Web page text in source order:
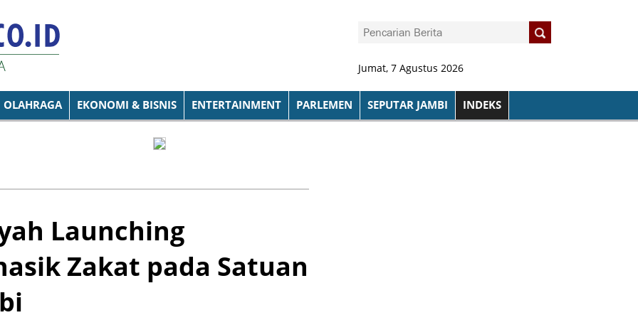
Jumat, 7 Agustus 2026
OLAHRAGA EKONOMI & BISNIS ENTERTAINMENT PARLEMEN SEPUTAR JAMBI INDEKS
Launching
Zakat pada Satuan